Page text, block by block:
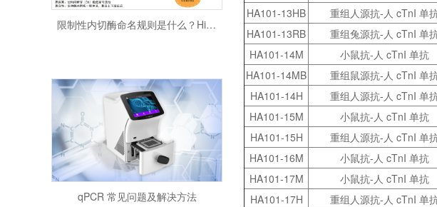
HA101-13HB
重组人源抗-人 cTnI 单
HA101-13RB
重组兔源抗-人 cTnI 单
HA101-14M
小鼠抗-人 cTnI 单抗
HA101-14MB
重组鼠源抗-人 cTnI 单
HA101-14H
重组人源抗-人 cTnI 单
HA101-15M
小鼠抗-人 cTnI 单抗
HA101-15H
重组人源抗-人 cTnI 单
HA101-16M
小鼠抗-人 cTnI 单抗
HA101-17M
小鼠抗-人 cTnI 单抗
HA101-17H
重组人源抗-人 cTnI 单
限制性内切酶命名规则是什么？HindⅢ、EcoRI 等酶名的构成逻辑
qPCR 常见问题及解决方法